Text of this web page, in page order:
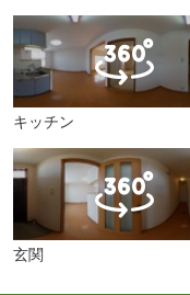
キッチン
玄関